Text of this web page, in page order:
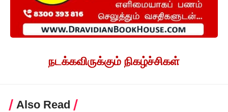
நடக்கவிருக்கும் நிகழ்ச்சிகள்
Also Read